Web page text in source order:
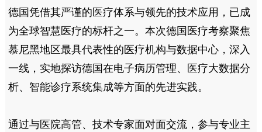
德国凭借其严谨的医疗体系与领先的技术应用，已成
为全球智慧医疗的标杆之一。本次德国医疗考察聚焦
慕尼黑地区最具代表性的医疗机构与数据中心，深入
一线，实地探访德国在电子病历管理、医疗大数据分
析、智能诊疗系统集成等方面的先进实践。
通过与医院高管、技术专家面对面交流，参与专业主